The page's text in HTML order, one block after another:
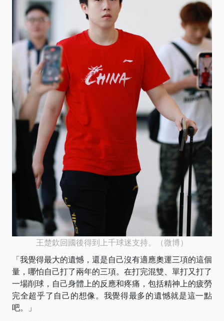
王楚欽回國後得到上千球迷支持。（微博）
「我覺得最大的遺憾，還是自己沒有適應奧運三項的這個
量，哪怕自己打了兩年的三項。在打完混雙、單打又打了
一場削球，自己身體上的反應和疼痛，包括精神上的疲勞
完全超乎了自己的想像。我覺得最多的遺憾就是這一點
吧。」